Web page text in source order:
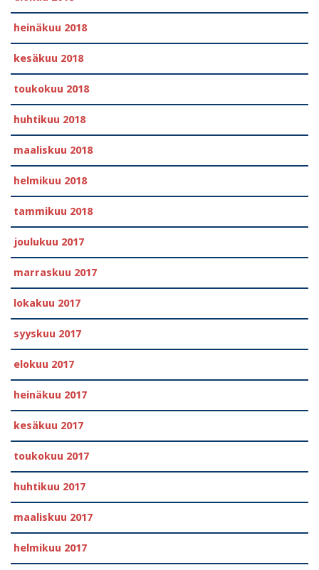
heinäkuu 2018
kesäkuu 2018
toukokuu 2018
huhtikuu 2018
maaliskuu 2018
helmikuu 2018
tammikuu 2018
joulukuu 2017
marraskuu 2017
lokakuu 2017
syyskuu 2017
elokuu 2017
heinäkuu 2017
kesäkuu 2017
toukokuu 2017
huhtikuu 2017
maaliskuu 2017
helmikuu 2017